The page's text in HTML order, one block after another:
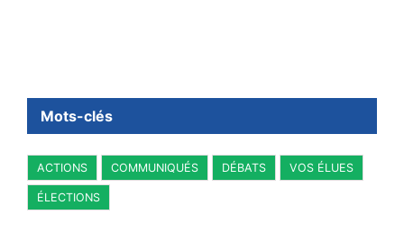
Mots-clés
ACTIONS COMMUNIQUÉS DÉBATS VOS ÉLUES
ÉLECTIONS